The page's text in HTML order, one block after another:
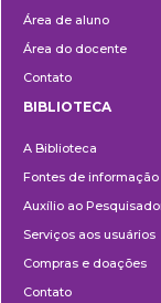
Área de aluno
Área do docente
Contato
BIBLIOTECA
A Biblioteca
Fontes de informação
Auxílio ao
Serviços aos usuários
Compras e doações
Contato